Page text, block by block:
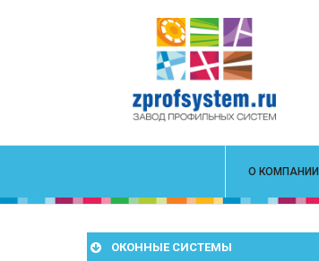
О КОМПАНИИ
ОКОННЫЕ СИСТЕМЫ